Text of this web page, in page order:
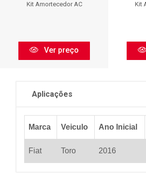
Kit Amortecedor AC
Ver preço
Kit
Aplicações
Marca Veiculo Ano Inicial
Fiat Toro 2016